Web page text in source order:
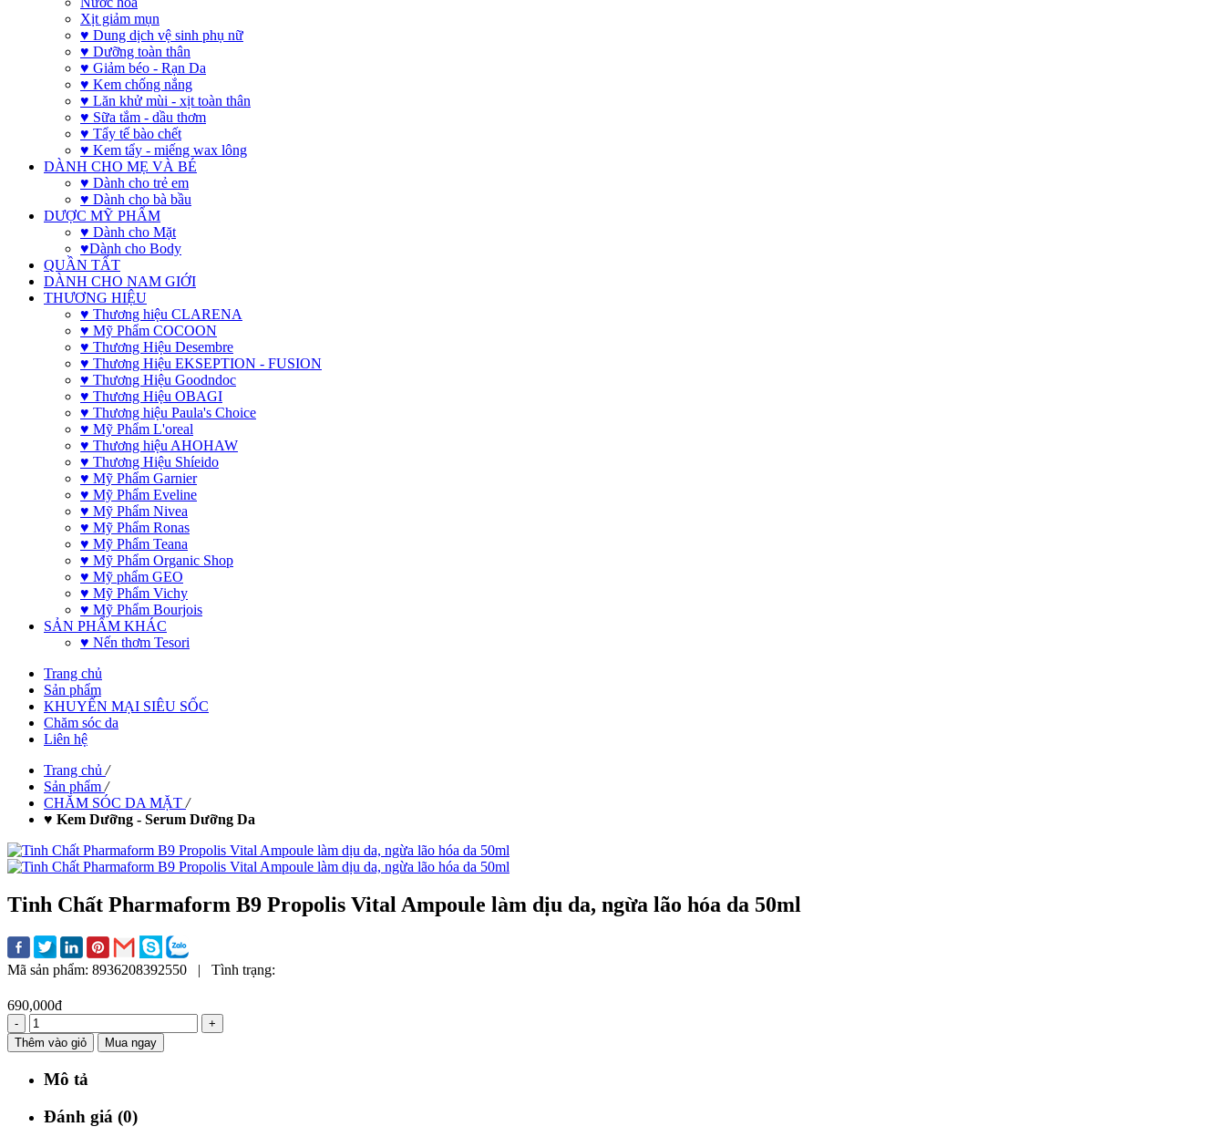
Xịt giảm mụn
♥ Dung dịch vệ sinh phụ nữ
♥ Dưỡng toàn thân
♥ Giảm béo - Rạn Da
♥ Kem chống nắng
♥ Lăn khử mùi - xịt toàn thân
♥ Sữa tắm - dầu thơm
♥ Tẩy tế bào chết
♥ Kem tẩy - miếng wax lông
DÀNH CHO MẸ VÀ BÉ
♥ Dành cho trẻ em
♥ Dành cho bà bầu
DƯỢC MỸ PHẨM
♥ Dành cho Mặt
♥Dành cho Body
QUẦN TẤT
DÀNH CHO NAM GIỚI
THƯƠNG HIỆU
♥ Thương hiệu CLARENA
♥ Mỹ Phẩm COCOON
♥ Thương Hiệu Desembre
♥ Thương Hiệu EKSEPTION - FUSION
♥ Thương Hiệu Goodndoc
♥ Thương Hiệu OBAGI
♥ Thương hiệu Paula's Choice
♥ Mỹ Phẩm L'oreal
♥ Thương hiệu AHOHAW
♥ Thương Hiệu Shíeido
♥ Mỹ Phẩm Garnier
♥ Mỹ Phẩm Eveline
♥ Mỹ Phẩm Nivea
♥ Mỹ Phẩm Ronas
♥ Mỹ Phẩm Teana
♥ Mỹ Phẩm Organic Shop
♥ Mỹ phẩm GEO
♥ Mỹ Phẩm Vichy
♥ Mỹ Phẩm Bourjois
SẢN PHẨM KHÁC
♥ Nến thơm Tesori
Trang chủ
Sản phẩm
KHUYẾN MẠI SIÊU SỐC
Chăm sóc da
Liên hệ
Trang chủ /
Sản phẩm /
CHĂM SÓC DA MẶT /
♥ Kem Dưỡng - Serum Dưỡng Da
Tinh Chất Pharmaform B9 Propolis Vital Ampoule làm dịu da, ngừa lão hóa da 50ml
Mã sản phẩm: 8936208392550 | Tình trạng:
690,000đ
-
+
Thêm vào giỏ
Mua ngay
Mô tả
Đánh giá (0)